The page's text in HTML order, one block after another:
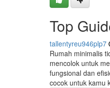
Top
tallentyreu946plp7
Rumah minimalis
mencolok untuk
fungsional dan
cocok untuk kamu